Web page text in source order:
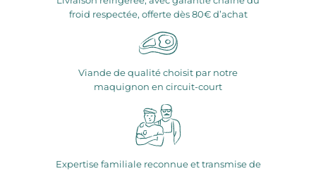
froid respectée, offerte dès 80€ d’achat
Viande de qualité choisit par notre
maquignon en circuit-court
Expertise familiale reconnue et transmise de